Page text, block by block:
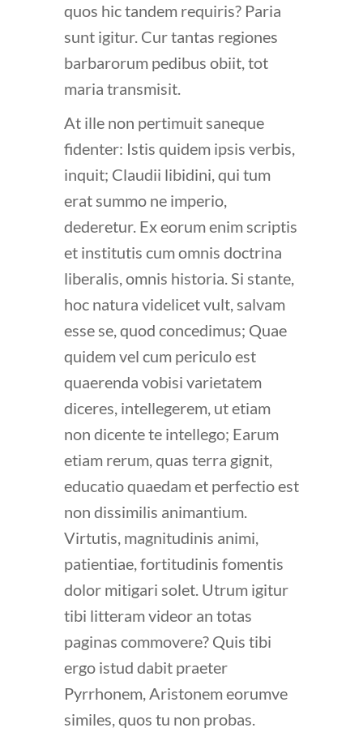
quos hic tandem requiris? Paria
sunt igitur. Cur tantas regiones
barbarorum pedibus obiit, tot
maria transmisit.
At ille non pertimuit saneque
fidenter: Istis quidem ipsis verbis,
inquit; Claudii libidini, qui tum
erat summo ne imperio,
dederetur. Ex eorum enim scriptis
et institutis cum omnis doctrina
liberalis, omnis historia. Si stante,
hoc natura videlicet vult, salvam
esse se, quod concedimus; Quae
quidem vel cum periculo est
quaerenda vobisi varietatem
diceres, intellegerem, ut etiam
non dicente te intellego; Earum
etiam rerum, quas terra gignit,
educatio quaedam et perfectio est
non dissimilis animantium.
Virtutis, magnitudinis animi,
patientiae, fortitudinis fomentis
dolor mitigari solet. Utrum igitur
tibi litteram videor an totas
paginas commovere? Quis tibi
ergo istud dabit praeter
Pyrrhonem, Aristonem eorumve
similes, quos tu non probas.